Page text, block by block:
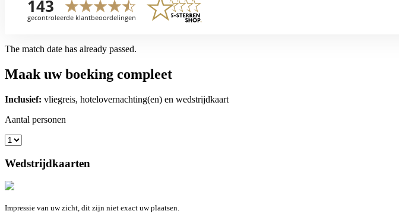
The match date has already passed.
Maak uw boeking compleet
Inclusief: vliegreis, hotelovernachting(en) en wedstrijdkaart
Aantal personen
Wedstrijdkaarten
Impressie van uw zicht, dit zijn niet exact uw plaatsen.